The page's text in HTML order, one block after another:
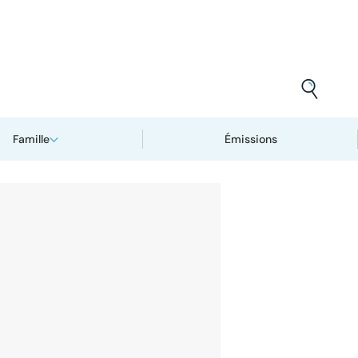
Famille Émissions